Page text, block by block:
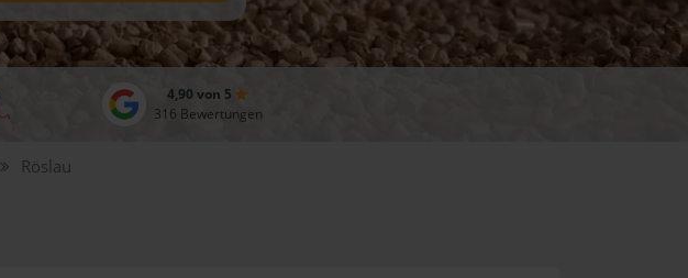
4,90 von 5
316 Bewertungen
Röslau